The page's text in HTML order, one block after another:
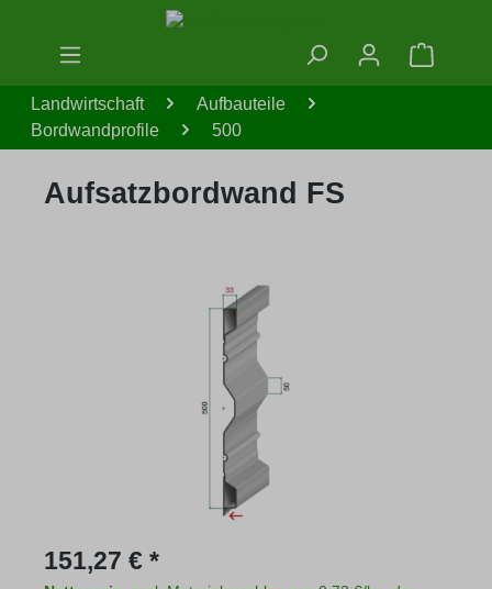
Zum Hauptinhalt springen
Landwirtschaft
Aufbauteile
Bordwandprofile
500
Aufsatzbordwand FS
Bildergalerie überspringen
Regulärer Preis:
151,27 € *